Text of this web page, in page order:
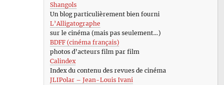
Shangols
Un blog particulièrement bien fourni
L’Alligatographe
sur le cinéma (mais pas seulement…)
BDFF (cinéma français)
photos d’acteurs film par film
Calindex
Index du contenu des revues de cinéma
JLIPolar – Jean-Louis Ivani